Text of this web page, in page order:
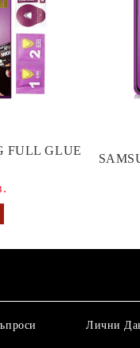
FULL GLUE
Лични